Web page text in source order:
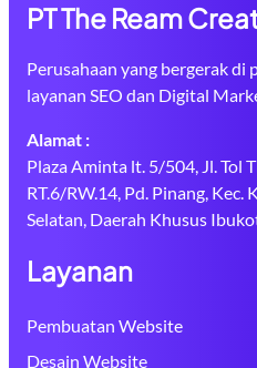
PT The Ream
Perusahaan yang bergerak di
layanan SEO dan Digital
Alamat :
Plaza Aminta lt. 5/504, Jl. Tol
RT.6/RW.14, Pd. Pinang, Kec.
Selatan, Daerah Khusus
Layanan
Pembuatan Website
Desain Website